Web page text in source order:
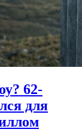
62-
для